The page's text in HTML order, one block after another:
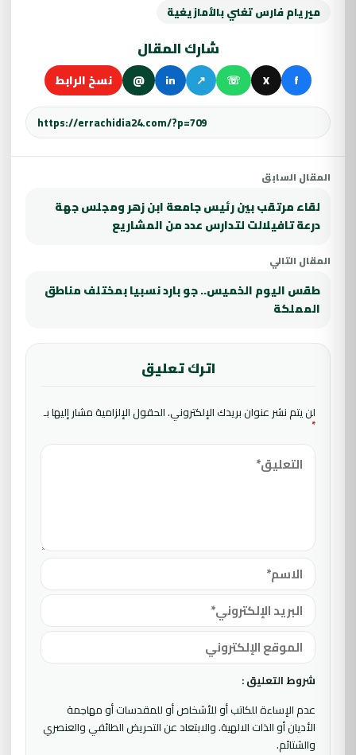
ميريام فارس تغني بالأمازيغية
شارك المقال
f
X
☏
↗
in
@ نسخ الرابط
المقال السابق
لقاء مرتقب بين رئيس جامعة ابن زهر ومجلس جهة
درعة تافيلالت لتدارس عدد من المشاريع
المقال التالي
طقس اليوم الخميس.. جو بارد نسبيا بمختلف مناطق
المملكة
اترك تعليق
لن يتم نشر عنوان بريدك الإلكتروني.الحقول الإلزامية مشار إليها بـ
*
شروط التعليق :
عدم الإساءة للكاتب أو للأشخاص أو للمقدسات أو مهاجمة
الأديان أو الذات الالهية. والابتعاد عن التحريض الطائفي والعنصري
والشتائم.